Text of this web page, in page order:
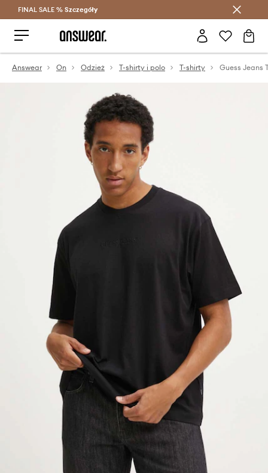
Oszczędzaj z Answear Club >
FINAL SALE % Szczegóły
Answear On Odzież T-shirty i polo T-shirty